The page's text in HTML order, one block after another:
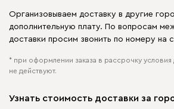
Организовываем доставку в другие
дополнительную плату. По вопросам
доставки просим звонить по номеру на
* при оформлении заказа в рассрочку условия
не действуют.
Узнать стоимость доставки за